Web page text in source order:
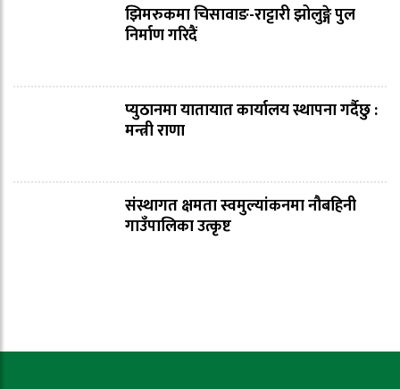
झिमरुकमा चिसावाङ-राट्टारी झोलुङ्गे पुल
निर्माण गरिदैं
प्युठानमा यातायात कार्यालय स्थापना गर्दैछु :
मन्त्री राणा
संस्थागत क्षमता स्वमुल्यांकनमा नौबहिनी
गाउँपालिका उत्कृष्ट